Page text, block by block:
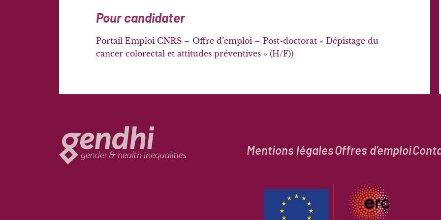
Pour candidater
Portail Emploi CNRS – Offre d’emploi – Post-doctorat « Dépistage du
cancer colorectal et attitudes préventives » (H/F))
Mentions légalesOffres d’emploi